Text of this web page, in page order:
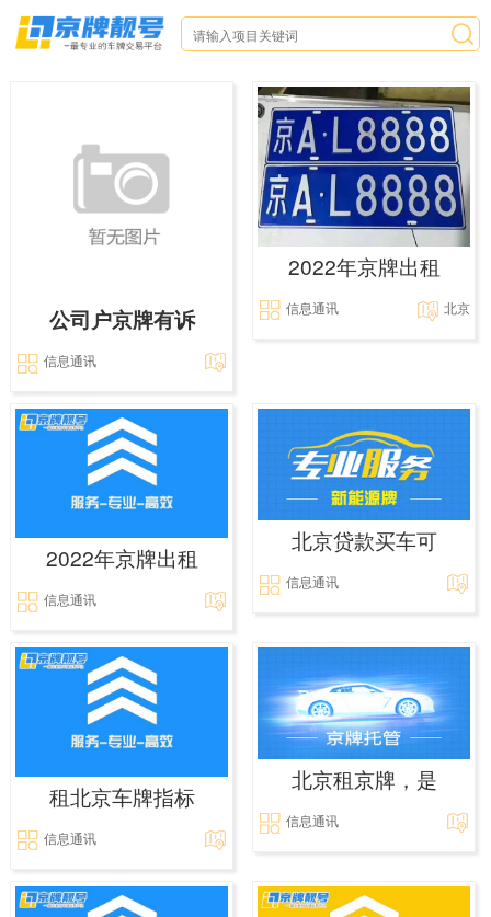
公司户京牌有诉
信息通讯
2022年京牌出租
信息通讯 北京
2022年京牌出租
信息通讯
北京贷款买车可
信息通讯
租北京车牌指标
信息通讯
北京租京牌，是
信息通讯